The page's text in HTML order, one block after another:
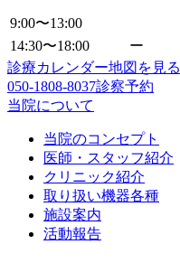
9:00〜13:00
14:30〜18:00
ー
診療カレンダー地図を見る
050-1808-8037診察予約
当院について
当院のコンセプト
医師・スタッフ紹介
クリニック紹介
取り扱い機器各種
施設案内
活動報告